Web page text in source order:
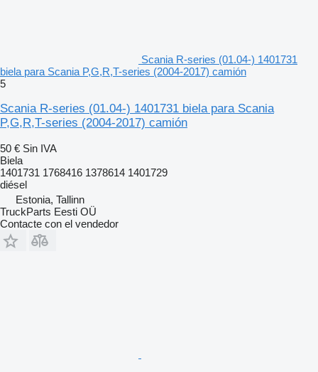
Scania R-series (01.04-) 1401731
biela para Scania P,G,R,T-series (2004-2017) camión
5
Scania R-series (01.04-) 1401731 biela para Scania
P,G,R,T-series (2004-2017) camión
50 € Sin IVA
Biela
1401731 1768416 1378614 1401729
diésel
Estonia, Tallinn
TruckParts Eesti OÜ
Contacte con el vendedor